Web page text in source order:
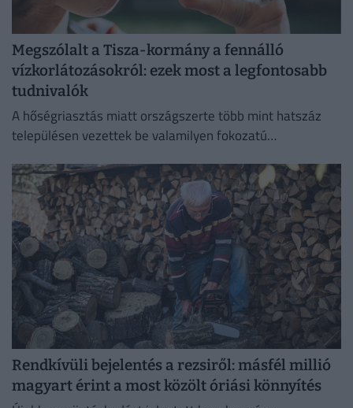
Megszólalt a Tisza-kormány a fennálló
vízkorlátozásokról: ezek most a legfontosabb
tudnivalók
A hőségriasztás miatt országszerte több mint hatszáz
településen vezettek be valamilyen fokozatú
Rendkívüli bejelentés a rezsiről: másfél millió
magyart érint a most közölt óriási könnyítés